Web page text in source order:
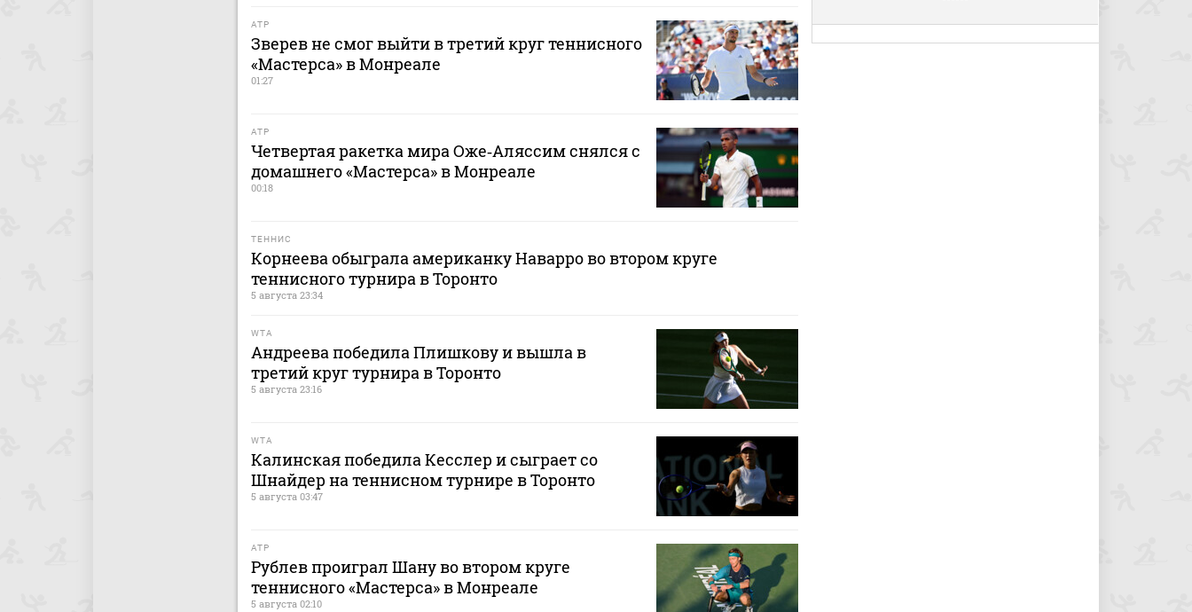
ATP
Зверев не смог выйти в третий круг теннисного
«Мастерса» в Монреале
01:27
ATP
Четвертая ракетка мира Оже‑Аляссим снялся с
домашнего «Мастерса» в Монреале
00:18
ТЕННИС
Корнеева обыграла американку Наварро во втором круге
теннисного турнира в Торонто
5 августа 23:34
WTA
Андреева победила Плишкову и вышла в
третий круг турнира в Торонто
5 августа 23:16
WTA
Калинская победила Кесслер и сыграет со
Шнайдер на теннисном турнире в Торонто
5 августа 03:47
ATP
Рублев проиграл Шану во втором круге
теннисного «Мастерса» в Монреале
5 августа 02:10